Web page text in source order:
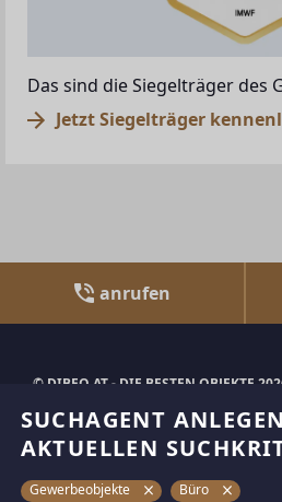
Das sind die Siegelträger des
Jetzt Siegelträger
anrufen
© DIBEO.AT - DIE BESTEN OBJEKTE
ÜBER UNS
IMPRESSUM
KONTAKT
SUCHAGENT
AKTUELLEN
Gewerbeobjekte Büro